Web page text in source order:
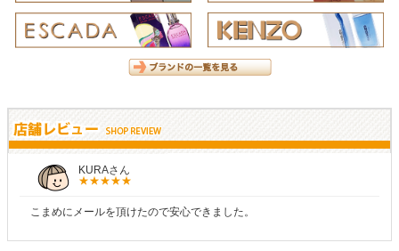
KURAさん
こまめにメールを頂けたので安心できました。